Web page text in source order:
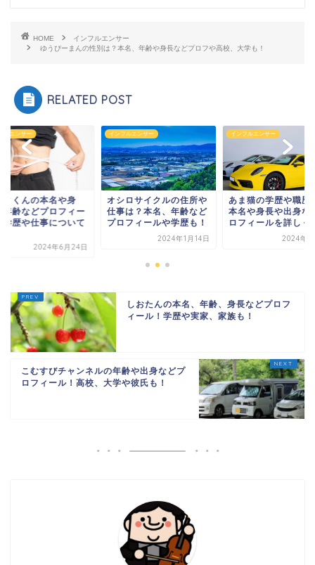
HOME
インフルエンサー
ゆうぴーまんの性別は？本名、年齢や身長などプロフや高校、大学も！
RELATED POST
ルエンサー
ロサイクルの住所や
は？本名、年齢など
フィールや学歴も！
インフルエンサー
あま猫の学歴や職歴は？
本名や身長や出身などプ
ロフィールを詳しく！
2024年7月6日
インフルエンサー
ハルクくんの本名や
長、年齢などプロフ
ル！学歴や仕事につ
しおたんの本名、年齢、身長などプロフ
ィール！学歴や実家、家族も！
こむすびチャンネルの年齢や出身などプ
ロフィール！高校、大学や彼氏も！